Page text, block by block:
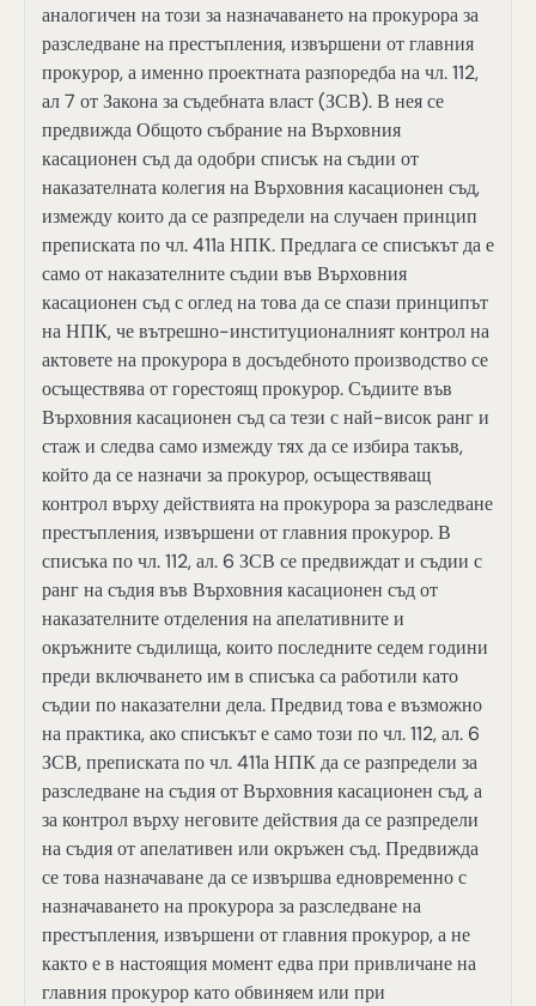
аналогичен на този за назначаването на прокурора за
разследване на престъпления, извършени от главния
прокурор, а именно проектната разпоредба на чл. 112,
ал 7 от Закона за съдебната власт (ЗСВ). В нея се
предвижда Общото събрание на Върховния
касационен съд да одобри списък на съдии от
наказателната колегия на Върховния касационен съд,
измежду които да се разпредели на случаен принцип
преписката по чл. 411а НПК. Предлага се списъкът да е
само от наказателните съдии във Върховния
касационен съд с оглед на това да се спази принципът
на НПК, че вътрешно-институционалният контрол на
актовете на прокурора в досъдебното производство се
осъществява от горестоящ прокурор. Съдиите във
Върховния касационен съд са тези с най-висок ранг и
стаж и следва само измежду тях да се избира такъв,
който да се назначи за прокурор, осъществяващ
контрол върху действията на прокурора за разследване
престъпления, извършени от главния прокурор. В
списъка по чл. 112, ал. 6 ЗСВ се предвиждат и съдии с
ранг на съдия във Върховния касационен съд от
наказателните отделения на апелативните и
окръжните съдилища, които последните седем години
преди включването им в списъка са работили като
съдии по наказателни дела. Предвид това е възможно
на практика, ако списъкът е само този по чл. 112, ал. 6
ЗСВ, преписката по чл. 411а НПК да се разпредели за
разследване на съдия от Върховния касационен съд, а
за контрол върху неговите действия да се разпредели
на съдия от апелативен или окръжен съд. Предвижда
се това назначаване да се извършва едновременно с
назначаването на прокурора за разследване на
престъпления, извършени от главния прокурор, а не
както е в настоящия момент едва при привличане на
главния прокурор като обвиняем или при